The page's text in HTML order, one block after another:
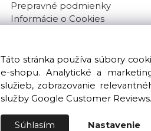
Prepravné podmienky
Informácie o Cookies
Táto stránka používa súbory
e-shopu. Analytické a
služieb, zobrazovanie
služby Google Customer Reviews.
Súhlasím Nastavenie